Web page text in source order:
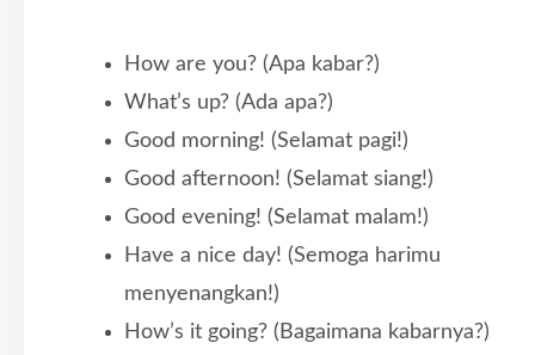
How are you? (Apa kabar?)
What’s up? (Ada apa?)
Good morning! (Selamat pagi!)
Good afternoon! (Selamat siang!)
Good evening! (Selamat malam!)
Have a nice day! (Semoga harimu
menyenangkan!)
How’s it going? (Bagaimana kabarnya?)